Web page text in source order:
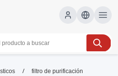
| XOOBAY
/ filtro de purificación